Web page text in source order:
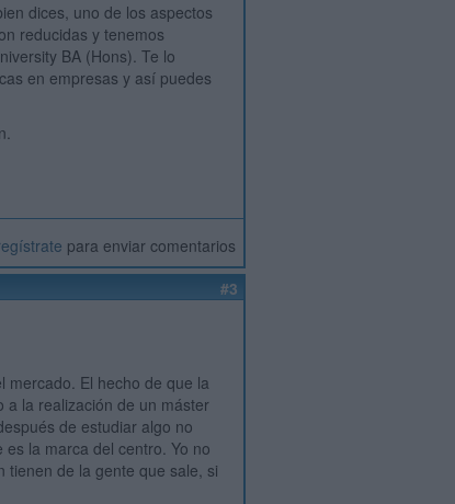
dices, uno de los aspectos
reducidas y tenemos
BA (Hons). Te lo
en empresas y así puedes
para enviar comentarios
#3
mercado. El hecho de que la
a la realización de un máster
de estudiar algo no
la marca del centro. Yo no
de la gente que sale, si